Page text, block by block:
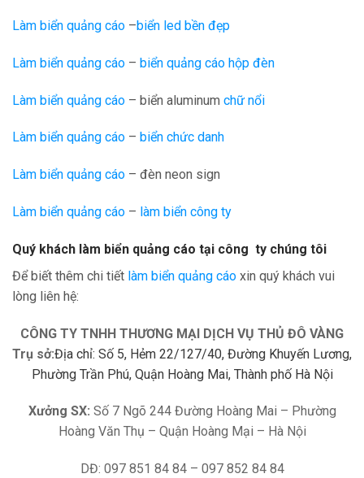
Làm biển quảng cáo –biển led bền đẹp
Làm biển quảng cáo – biển quảng cáo hộp đèn
Làm biển quảng cáo – biển aluminum chữ nổi
Làm biển quảng cáo – biển chức danh
Làm biển quảng cáo – đèn neon sign
Làm biển quảng cáo – làm biển công ty
Quý khách làm biển quảng cáo tại công ty chúng tôi
Để biết thêm chi tiết làm biển quảng cáo xin quý khách vui
lòng liên hệ:
CÔNG TY TNHH THƯƠNG MẠI DỊCH VỤ THỦ ĐÔ VÀNG
Trụ sở:Địa chỉ: Số 5, Hẻm 22/127/40, Đường Khuyến Lương,
Phường Trần Phú, Quận Hoàng Mai, Thành phố Hà Nội
Xưởng SX: Số 7 Ngõ 244 Đường Hoàng Mai – Phường
Hoàng Văn Thụ – Quận Hoàng Mại – Hà Nội
DĐ: 097 851 84 84 – 097 852 84 84